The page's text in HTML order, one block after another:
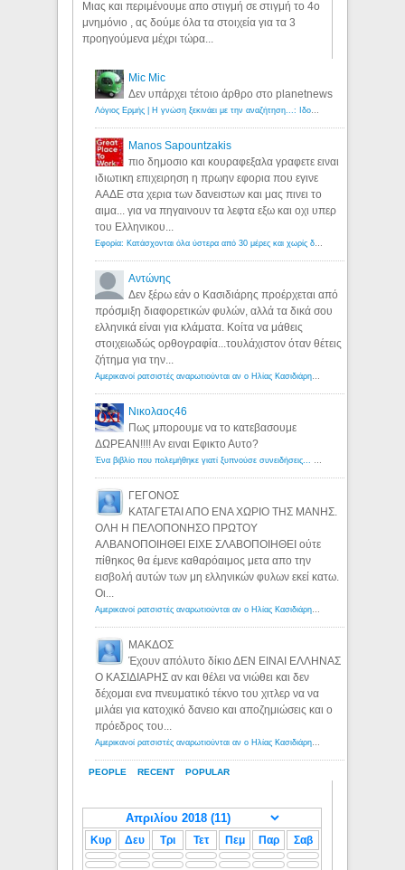
Μιας και περιμένουμε απο στιγμή σε στιγμή το 4ο
μνημόνιο , ας δούμε όλα τα στοιχεία για τα 3
προηγούμενα μέχρι τώρα...
PEOPLE RECENT POPULAR
Mic Mic
Δεν υπάρχει τέτοιο άρθρο στο planetnews
Λόγιος Ερμής | Η γνώση ξεκινάει με την αναζήτηση...: Ιδού οι 18 που χρωστούν 11 δις ευρώ!
Manos Sapountzakis
πιο δημοσιο και κουραφεξαλα γραφετε ειναι
ιδιωτικη επιχειρηση η πρωην εφορια που εγινε
ΑΑΔΕ στα χερια των δανειστων και μας πινει το
αιμα... για να πηγαινουν τα λεφτα εξω και οχι υπερ
του Ελληνικου...
Εφορία: Κατάσχονται όλα ύστερα από 30 μέρες και χωρίς δικαστικές αποφάσεις - Λόγιος Ερμής
Αντώνης
Δεν ξέρω εάν ο Κασιδιάρης προέρχεται από
πρόσμιξη διαφορετικών φυλών, αλλά τα δικά σου
ελληνικά είναι για κλάματα. Κοίτα να μάθεις
στοιχειωδώς ορθογραφία...τουλάχιστον όταν θέτεις
ζήτημα για την...
Αμερικανοί ρατσιστές αναρωτιούνται αν ο Ηλίας Κασιδιάρης ανήκει στη λευκή φυλή... - Λόγιος Ερμής
Νικολαος46
Πως μπορουμε να το κατεβασουμε
ΔΩΡΕΑΝ!!!! Αν ειναι Εφικτο Αυτο?
Ένα βιβλίο που πολεμήθηκε γιατί ξυπνούσε συνειδήσεις... - Λόγιος Ερμής | Η γνώση ξεκινάει με την αναζήτηση...
ΓΕΓΟΝΟΣ
ΚΑΤΑΓΕΤΑΙ ΑΠΟ ΕΝΑ ΧΩΡΙΟ ΤΗΣ ΜΑΝΗΣ.
ΟΛΗ Η ΠΕΛΟΠΟΝΗΣΟ ΠΡΩΤΟΥ
ΑΛΒΑΝΟΠΟΙΗΘΕΙ ΕΙΧΕ ΣΛΑΒΟΠΟΙΗΘΕΙ ούτε
πίθηκος θα έμενε καθαρόαιμος μετα απο την
εισβολή αυτών των μη ελληνικών φυλων εκεί κατω.
Οι...
Αμερικανοί ρατσιστές αναρωτιούνται αν ο Ηλίας Κασιδιάρης ανήκει στη λευκή φυλή... - Λόγιος Ερμής
ΜΑΚΔΟΣ
Έχουν απόλυτο δίκιο ΔΕΝ ΕΙΝΑΙ ΕΛΛΗΝΑΣ
Ο ΚΑΣΙΔΙΑΡΗΣ αν και θέλει να νιώθει και δεν
δέχομαι ενα πνευματικό τέκνο του χιτλερ να να
μιλάει για κατοχικό δανειο και αποζημιώσεις και ο
πρόεδρος του...
Αμερικανοί ρατσιστές αναρωτιούνται αν ο Ηλίας Κασιδιάρης ανήκει στη λευκή φυλή... - Λόγιος Ερμής
Κυρ Δευ Τρι Τετ Πεμ Παρ Σαβ